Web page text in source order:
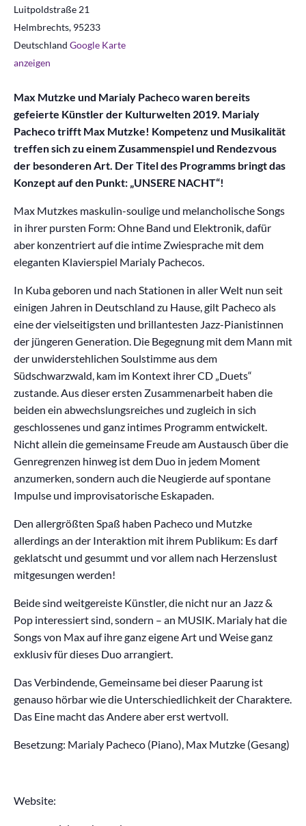
Luitpoldstraße 21
Helmbrechts, 95233
Deutschland Google Karte
anzeigen
Max Mutzke und Marialy Pacheco waren bereits
gefeierte Künstler der Kulturwelten 2019. Marialy
Pacheco trifft Max Mutzke! Kompetenz und Musikalität
treffen sich zu einem Zusammenspiel und Rendezvous
der besonderen Art. Der Titel des Programms bringt das
Konzept auf den Punkt: „UNSERE NACHT“!
Max Mutzkes maskulin-soulige und melancholische Songs
in ihrer pursten Form: Ohne Band und Elektronik, dafür
aber konzentriert auf die intime Zwiesprache mit dem
eleganten Klavierspiel Marialy Pachecos.
In Kuba geboren und nach Stationen in aller Welt nun seit
einigen Jahren in Deutschland zu Hause, gilt Pacheco als
eine der vielseitigsten und brillantesten Jazz-Pianistinnen
der jüngeren Generation. Die Begegnung mit dem Mann mit
der unwiderstehlichen Soulstimme aus dem
Südschwarzwald, kam im Kontext ihrer CD „Duets“
zustande. Aus dieser ersten Zusammenarbeit haben die
beiden ein abwechslungsreiches und zugleich in sich
geschlossenes und ganz intimes Programm entwickelt.
Nicht allein die gemeinsame Freude am Austausch über die
Genregrenzen hinweg ist dem Duo in jedem Moment
anzumerken, sondern auch die Neugierde auf spontane
Impulse und improvisatorische Eskapaden.
Den allergrößten Spaß haben Pacheco und Mutzke
allerdings an der Interaktion mit ihrem Publikum: Es darf
geklatscht und gesummt und vor allem nach Herzenslust
mitgesungen werden!
Beide sind weitgereiste Künstler, die nicht nur an Jazz &
Pop interessiert sind, sondern – an MUSIK. Marialy hat die
Songs von Max auf ihre ganz eigene Art und Weise ganz
exklusiv für dieses Duo arrangiert.
Das Verbindende, Gemeinsame bei dieser Paarung ist
genauso hörbar wie die Unterschiedlichkeit der Charaktere.
Das Eine macht das Andere aber erst wertvoll.
Besetzung: Marialy Pacheco (Piano), Max Mutzke (Gesang)
Website: